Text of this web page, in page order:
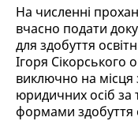
На численні
вчасно подати
для здобуття
Ігоря Сікорського
виключно на
юридичних осіб за
формами здобуття